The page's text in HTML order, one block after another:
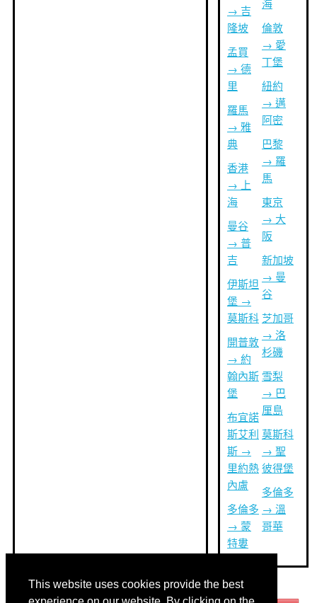
This website uses cookies provide the best
→ 吉
隆坡
孟買
→ 德
里
羅馬
→ 雅
典
香港
→ 上
海
曼谷
→ 普
吉
伊斯坦
堡 →
莫斯科
開普敦
→ 約
翰內斯
堡
布宜諾
斯艾利
斯 →
里約熱
內盧
多倫多
→ 蒙
特婁
海
倫敦
→ 愛
丁堡
紐約
→ 邁
阿密
巴黎
→ 羅
馬
東京
→ 大
阪
新加坡
→ 曼
谷
芝加哥
→ 洛
杉磯
雪梨
→ 巴
厘島
莫斯科
→ 聖
彼得堡
多倫多
→ 溫
哥華
其他語言: